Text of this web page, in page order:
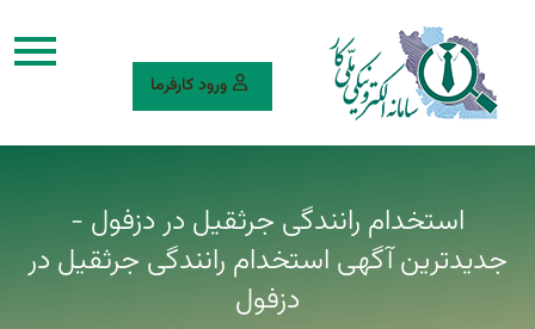
ورود کارفرما
استخدام رانندگی جرثقیل در دزفول -
جدیدترین آگهی استخدام رانندگی جرثقیل در
دزفول